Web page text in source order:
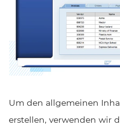
Um den allgemeinen
erstellen, verwenden wir